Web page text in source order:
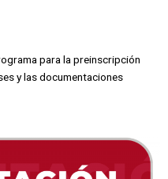
para la preinscripción
y las documentaciones